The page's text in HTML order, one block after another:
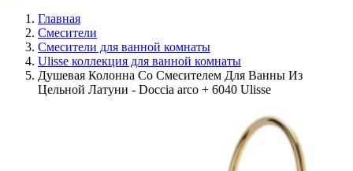
Главная
Смесители
Смесители для ванной комнаты
Ulisse коллекция для ванной комнаты
Душевая Колонна Со Смесителем Для Ванны Из
Цельной Латуни - Doccia arco + 6040 Ulisse